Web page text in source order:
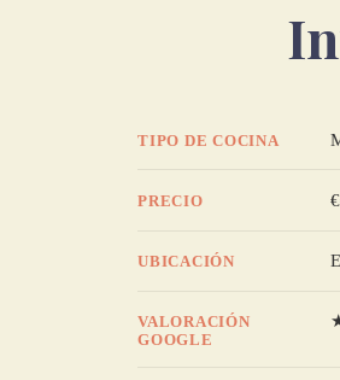
TIPO DE COCINA
PRECIO
UBICACIÓN
VALORACIÓN
GOOGLE